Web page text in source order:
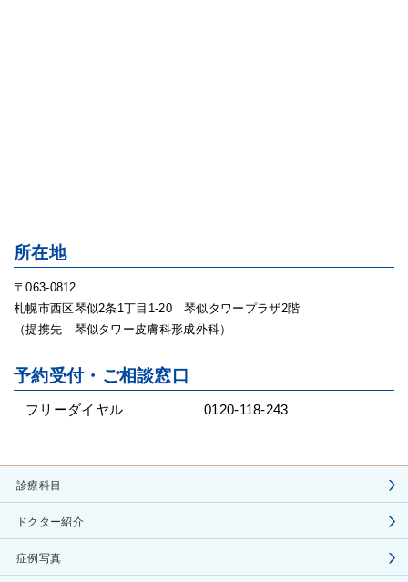
所在地
〒063-0812
札幌市西区琴似2条1丁目1-20 琴似タワープラザ2階
（提携先 琴似タワー皮膚科形成外科）
予約受付・ご相談窓口
フリーダイヤル 0120-118-243
診療科目
ドクター紹介
症例写真